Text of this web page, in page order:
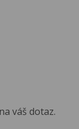
váš dotaz.